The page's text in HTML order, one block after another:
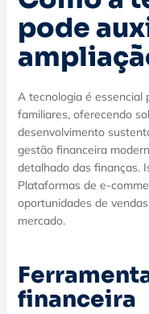
pode
A tecnologia é essencial
familiares, oferecendo
desenvolvimento
gestão financeira
detalhado das finanças.
Plataformas de e-
oportunidades de
mercado.
financeira